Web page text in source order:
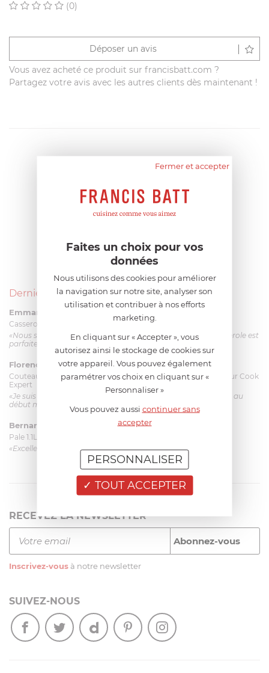
(0)
Déposer un avis
Vous avez acheté ce produit sur francisbatt.com ?
Partagez votre avis avec les autres clients dès maintenant !
Derniers avis produits
Emmanuel 56 ans le 23/06/2026 à 12:04
Casserole mini 9 cm Castelpro 5 ply poignée fixe
«Nous sommes dans un produit de haute qualité. Cette casserole est
parfaite pour l'élaboration des sauces et vient complé...»
Florence 63 ansle 23/06/2026 à 11:17
Couteau complet avec lame, joint & écrou pour le robot cuiseur Cook
Expert
«Je suis satisfaite du couteau Magimix. L'écrou est un peu dur au
début mais ça le fait. La livraison a été très rapide. ...»
Bernard le 23/06/2026 à 09:43
Pale 1.1L pour Glacier Magimix 11031/121/123/124
«Excellent: produit et livraison»
RECEVEZ LA NEWSLETTER
Inscrivez-vous à notre newsletter
SUIVEZ-NOUS
Fermer et accepter
Faites un choix pour vos
données
Nous utilisons des cookies pour améliorer
la navigation sur notre site, analyser son
utilisation et contribuer à nos efforts
marketing.
En cliquant sur « Accepter », vous
autorisez ainsi le stockage de cookies sur
votre appareil. Vous pouvez également
paramétrer vos choix en cliquant sur «
Personnaliser »
Vous pouvez aussi continuer sans
accepter
TOUT ACCEPTER
PERSONNALISER